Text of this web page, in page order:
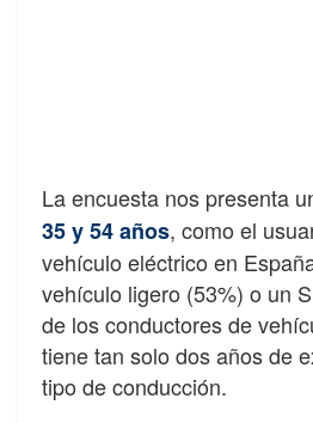
La encuesta nos presenta
35 y 54 años, como el
vehículo eléctrico en
vehículo ligero (53%) o un
de los conductores de
tiene tan solo dos años de
tipo de conducción.